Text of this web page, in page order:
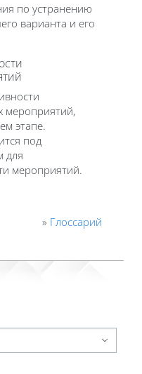
по устранению
варианта и его
мероприятий,
этапе.
под
для
мероприятий.
» Глоссарий